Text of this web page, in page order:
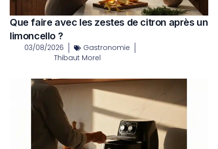
Que faire avec les zestes de citron après un
limoncello ?
03/08/2026
Gastronomie
Thibaut Morel